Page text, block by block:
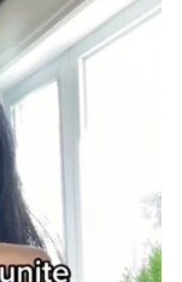
Kilis
Osmaniye
Düzce